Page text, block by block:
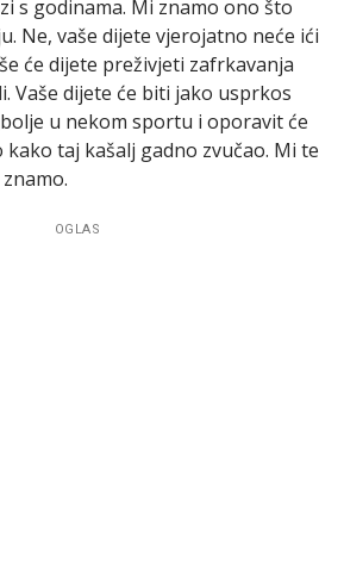
s godinama. Mi znamo ono što
Ne, vaše dijete vjerojatno neće ići
će dijete preživjeti zafrkavanja
Vaše dijete će biti jako usprkos
u nekom sportu i oporavit će
taj kašalj gadno zvučao. Mi te
OGLAS